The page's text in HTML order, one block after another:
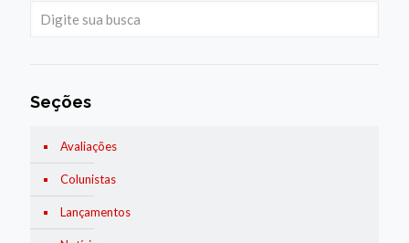
Seções
Avaliações
Colunistas
Lançamentos